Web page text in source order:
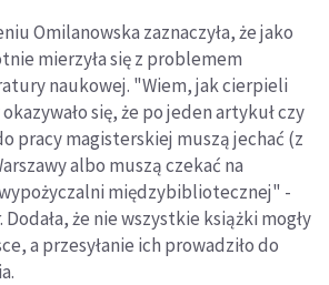
Omilanowska zaznaczyła, że jako
mierzyła się z problemem
naukowej. "Wiem, jak cierpieli
się, że po jeden artykuł czy
pracy magisterskiej muszą jechać (z
albo muszą czekać na
międzybibliotecznej" -
że nie wszystkie książki mogły
a przesyłanie ich prowadziło do